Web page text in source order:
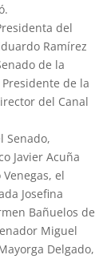
del
Ramírez
de la
de la
del Canal
Senado,
Javier Acuña
el
Josefina
Bañuelos de
Miguel
Delgado,